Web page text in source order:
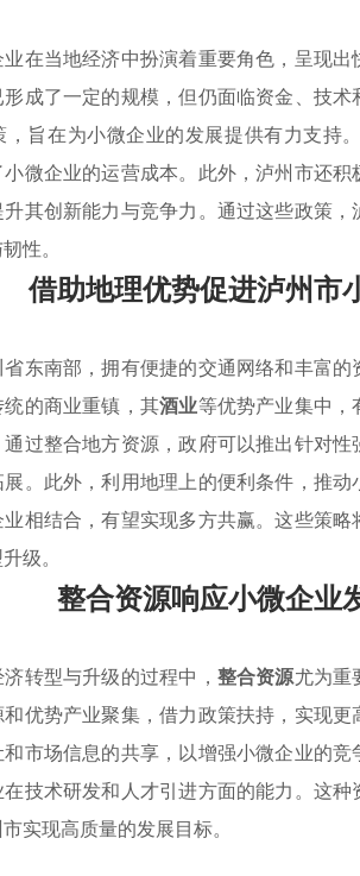
在当地经济中扮演着重要角色，呈现
成了一定的规模，但仍面临资金、技
，旨在为小微企业的发展提供有力支持
微企业的运营成本。此外，泸州市还
其创新能力与竞争力。通过这些政策
性。
借助地理优势促进泸州市
东南部，拥有便捷的交通网络和丰富的
的商业重镇，其酒业等优势产业集中
过整合地方资源，政府可以推出针对性
。此外，利用地理上的便利条件，推
相结合，有望实现多方共赢。这些策
级。
整合资源响应小微企业
转型与升级的过程中， 整合资源尤为重
优势产业聚集，借力政策扶持，实现
市场信息的共享，以增强小微企业的
技术研发和人才引进方面的能力。这
实现高质量的发展目标。